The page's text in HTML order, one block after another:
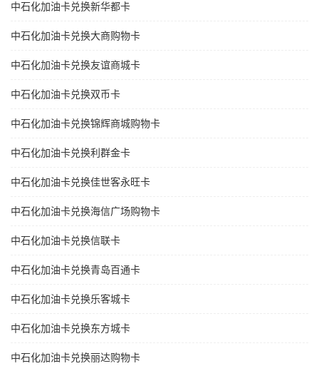
中石化加油卡兑换新华都卡
中石化加油卡兑换大商购物卡
中石化加油卡兑换友谊商城卡
中石化加油卡兑换双币卡
中石化加油卡兑换锦辉商城购物卡
中石化加油卡兑换利群金卡
中石化加油卡兑换佳世客永旺卡
中石化加油卡兑换海信广场购物卡
中石化加油卡兑换信联卡
中石化加油卡兑换青岛百通卡
中石化加油卡兑换乐客城卡
中石化加油卡兑换东方城卡
中石化加油卡兑换丽达购物卡